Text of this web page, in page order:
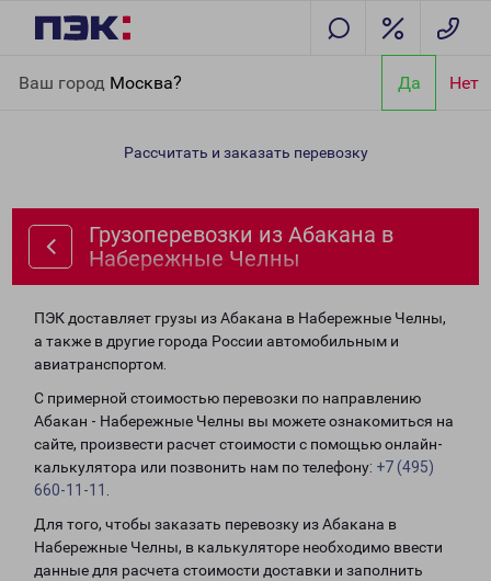
Ваш город Москва? Да Нет
Набережные Челны
Рассчитать и заказать перевозку
Грузоперевозки из Абакана в
Набережные Челны
ПЭК доставляет грузы из Абакана в Набережные Челны,
а также в другие города России автомобильным и
авиатранспортом.
С примерной стоимостью перевозки по направлению
Абакан - Набережные Челны вы можете ознакомиться на
сайте, произвести расчет стоимости с помощью онлайн-
калькулятора или позвонить нам по телефону: +7 (495)
660-11-11
Для того, чтобы заказать перевозку из Абакана в
Набережные Челны, в калькуляторе необходимо ввести
данные для расчета стоимости доставки и заполнить